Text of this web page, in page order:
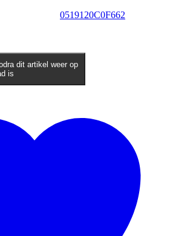
0519120C0F662
dit artikel weer op
is